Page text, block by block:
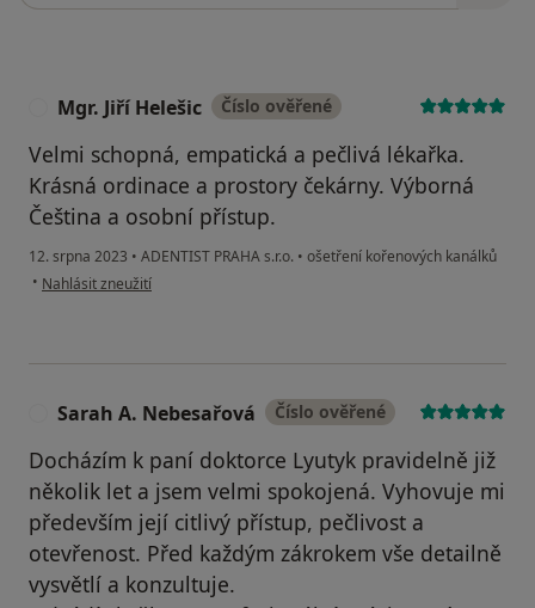
Mgr. Jiří Helešic Číslo ověřené
Velmi schopná, empatická a pečlivá lékařka.
Krásná ordinace a prostory čekárny. Výborná
Čeština a osobní přístup.
12. srpna 2023 • ADENTIST PRAHA s.r.o. • ošetření kořenových kanálků
• podle názoru uživatele Mgr. Jiří Helešic
Nahlásit zneužití
Sarah A. Nebesařová Číslo ověřené
Docházím k paní doktorce Lyutyk pravidelně již
několik let a jsem velmi spokojená. Vyhovuje mi
především její citlivý přístup, pečlivost a
otevřenost. Před každým zákrokem vše detailně
vysvětlí a konzultuje.